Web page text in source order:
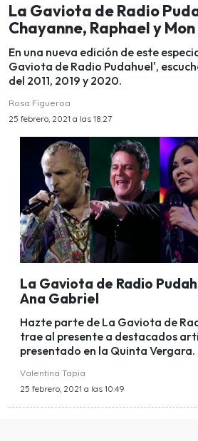
La Gaviota de Radio
Chayanne, Raphael y
En una nueva edición de este
Gaviota de Radio Pudahuel',
del 2011, 2019 y 2020.
Rosa Figueroa
25 febrero, 2021 a las 18:27
La Gaviota de Radio
Ana Gabriel
Hazte parte de La Gaviota de
trae al presente a destacados
presentado en la Quinta Vergara.
Valentina Tapia
25 febrero, 2021 a las 10:49